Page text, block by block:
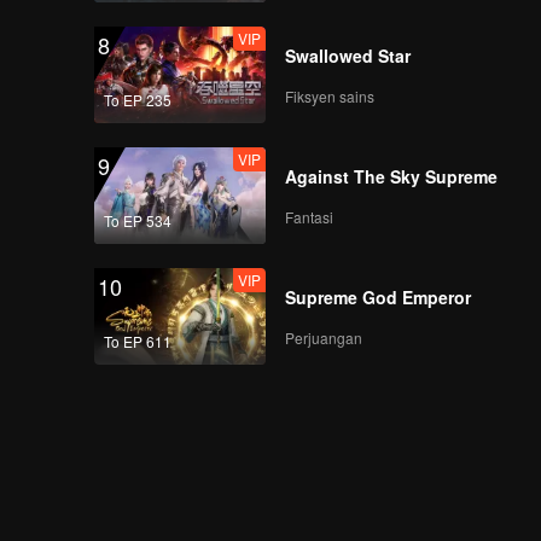
8
To EP 235
VIP
Swallowed Star
Fiksyen sains
9
To EP 534
VIP
Against The Sky Supreme
Fantasi
10
To EP 611
VIP
Supreme God Emperor
Perjuangan